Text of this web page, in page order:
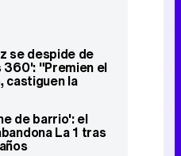
se despide de
360': "Premien el
castiguen la
de barrio': el
La 1 tras